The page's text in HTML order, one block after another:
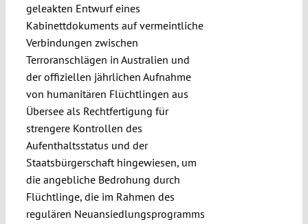
geleakten Entwurf eines
Kabinettdokuments auf vermeintliche
Verbindungen zwischen
Terroranschlägen in Australien und
der offiziellen jährlichen Aufnahme
von humanitären Flüchtlingen aus
Übersee als Rechtfertigung für
strengere Kontrollen des
Aufenthaltsstatus und der
Staatsbürgerschaft hingewiesen, um
die angebliche Bedrohung durch
Flüchtlinge, die im Rahmen des
regulären Neuansiedlungsprogramms